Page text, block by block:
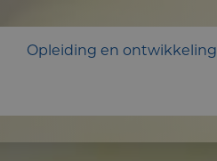
Opleiding en ontwikkeling